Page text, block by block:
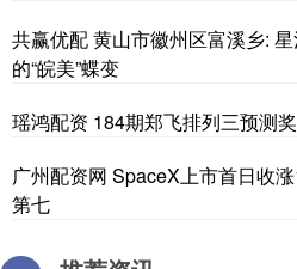
共赢优配 黄山市徽州区富溪乡:
的“皖美”蝶变
瑶鸿配资 184期郑飞排列三预测
广州配资网 SpaceX上市首日收
第七